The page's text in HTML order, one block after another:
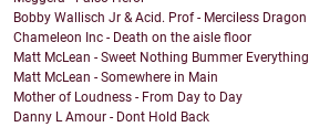
Bobby Wallisch Jr & Acid. Prof - Merciless Dragon
Chameleon Inc - Death on the aisle floor
Matt McLean - Sweet Nothing Bummer Everything
Matt McLean - Somewhere in Main
Mother of Loudness - From Day to Day
Danny L Amour - Dont Hold Back